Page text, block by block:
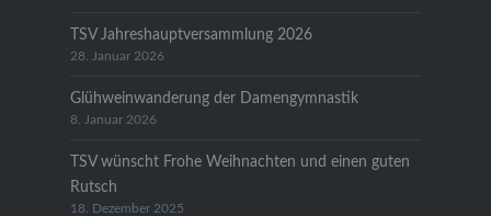
TSV Jahreshauptversammlung 2026
28. Januar 2026
Glühweinwanderung der Damengymnastik
8. Januar 2026
TSV wünscht Frohe Weihnachten und einen guten
Rutsch
18. Dezember 2025